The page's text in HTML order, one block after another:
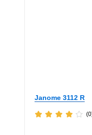
Janome 3112 R